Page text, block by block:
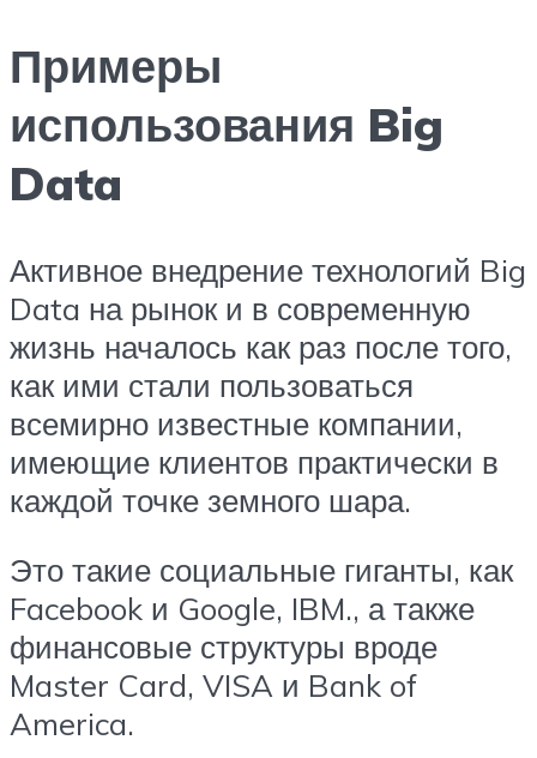
Примеры
использования Big
Data
Активное внедрение технологий Big
Data на рынок и в современную
жизнь началось как раз после того,
как ими стали пользоваться
всемирно известные компании,
имеющие клиентов практически в
каждой точке земного шара.
Это такие социальные гиганты, как
Facebook и Google, IBM., а также
финансовые структуры вроде
Master Card, VISA и Bank of
America.